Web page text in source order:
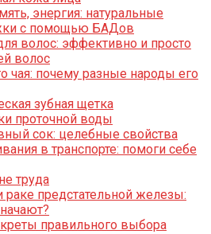
энергия: натуральные
с помощью БАДов
волос: эффективно и просто
волос
чая: почему разные народы его
зубная щетка
проточной воды
сок: целебные свойства
в транспорте: помоги себе
труда
раке предстательной железы:
правильного выбора